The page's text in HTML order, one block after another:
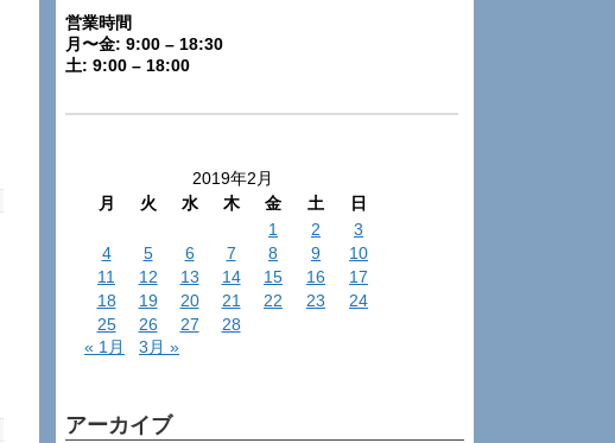
営業時間
月〜金: 9:00 – 18:30
土: 9:00 – 18:00
2019年2月
月
火 水 木 金 土
日
1
2
3
4
5 6 7 8 9
10
11
12 13 14 15 16
17
18
19 20 21 22 23
24
25
26 27
28
« 1月
3月 »
アーカイブ